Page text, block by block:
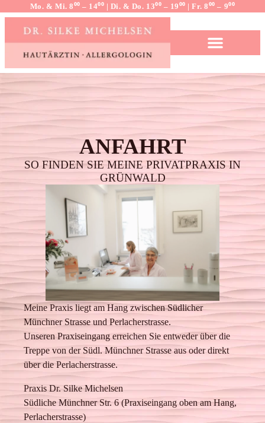
Mo. & Mi. 8⁰⁰ – 14⁰⁰ | Di. & Do. 13⁰⁰ – 19⁰⁰ | Fr. 8⁰⁰ – 9⁰⁰
ANFAHRT
SO FINDEN SIE MEINE PRIVATPRAXIS IN
GRÜNWALD
Meine Praxis liegt am Hang zwischen Südlicher
Münchner Strasse und Perlacherstrasse.
Unseren Praxiseingang erreichen Sie entweder über die
Treppe von der Südl. Münchner Strasse aus oder direkt
über die Perlacherstrasse.
Praxis Dr. Silke Michelsen
Südliche Münchner Str. 6 (Praxiseingang oben am Hang,
Perlacherstrasse)